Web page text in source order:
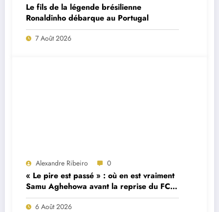
Le fils de la légende brésilienne
Ronaldinho débarque au Portugal
7 Août 2026
Alexandre Ribeiro 0
« Le pire est passé » : où en est vraiment
Samu Aghehowa avant la reprise du FC
Porto ?
6 Août 2026